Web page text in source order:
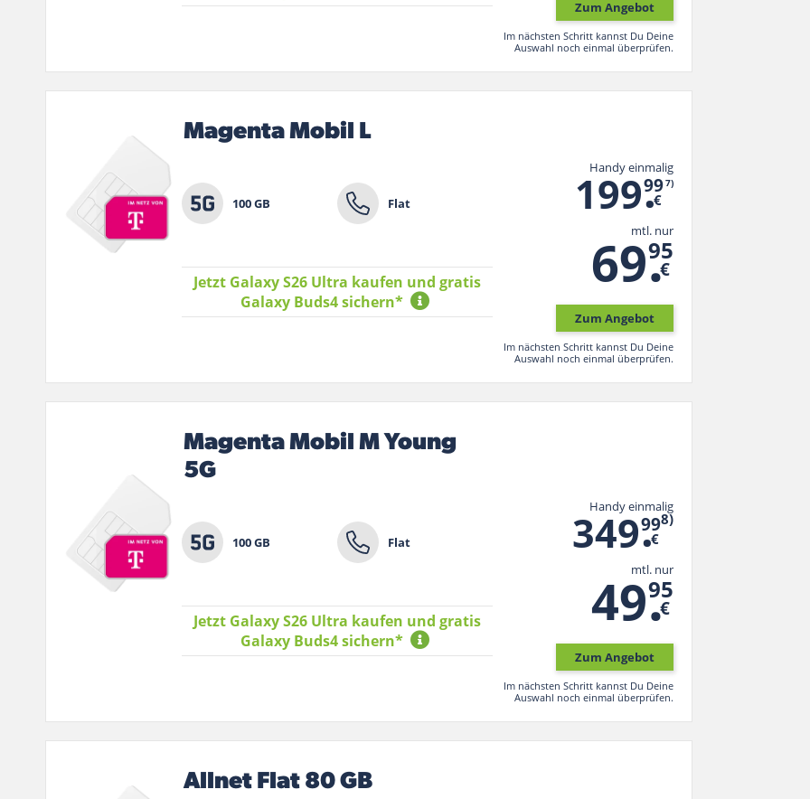
Zum Angebot
Im nächsten Schritt kannst Du Deine
Auswahl noch einmal überprüfen.
Magenta Mobil L
100 GB Flat
Jetzt Galaxy S26 Ultra kaufen und gratis
Galaxy Buds4 sichern*
Handy einmalig
199.
997)
€
mtl. nur
69.
95
€
Zum Angebot
Im nächsten Schritt kannst Du Deine
Auswahl noch einmal überprüfen.
Magenta Mobil M Young
5G
100 GB Flat
Jetzt Galaxy S26 Ultra kaufen und gratis
Galaxy Buds4 sichern*
Handy einmalig
349.
998)
€
mtl. nur
49.
95
€
Zum Angebot
Im nächsten Schritt kannst Du Deine
Auswahl noch einmal überprüfen.
Allnet Flat 80 GB